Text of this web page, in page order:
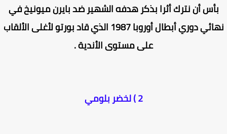
أن نترك أثرا بذكر هدفه الشهير ضد بايرن ميونيخ في
نهائي دوري أبطال أوروبا 1987 الذي قاد بورتو لأغلى الألقاب
على مستوى الأندية .